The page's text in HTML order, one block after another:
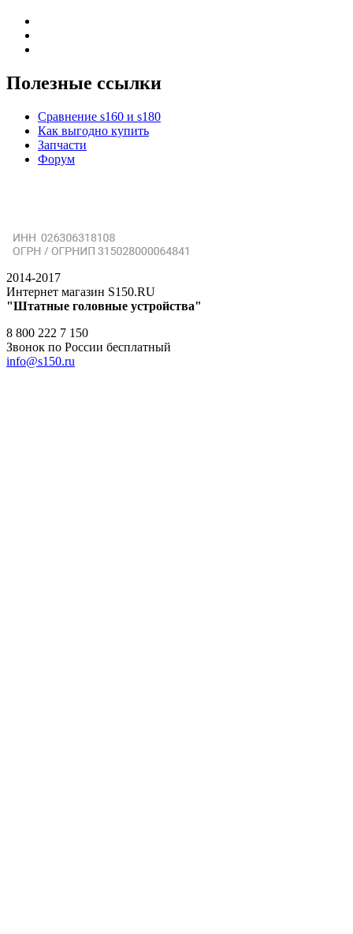
Полезные ссылки
Сравнение s160 и s180
Как выгодно купить
Запчасти
Форум
2014-2017
Интернет магазин S150.RU
"Штатные головные устройства"
8 800 222 7 150
Звонок по России бесплатный
info@s150.ru